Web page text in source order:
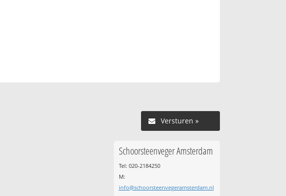
Versturen »
Schoorsteenveger Amsterdam
Tel: 020-2184250
M:
info@schoorsteenvegeramsterdam.nl